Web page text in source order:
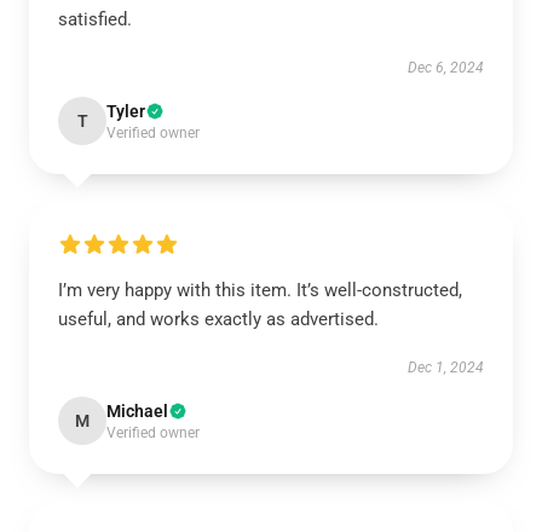
satisfied.
Dec 6, 2024
T Tyler
Verified owner
I’m very happy with this item. It’s well-constructed,
useful, and works exactly as advertised.
Dec 1, 2024
M Michael
Verified owner